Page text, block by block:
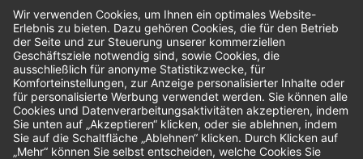
Bestellungen
Sendung verfolgen